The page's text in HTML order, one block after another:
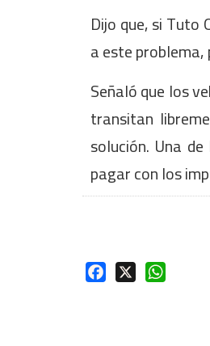
Dijo que, si Tuto
a este
Señaló que los
transitan
solución. Una
pagar con los
Facebook